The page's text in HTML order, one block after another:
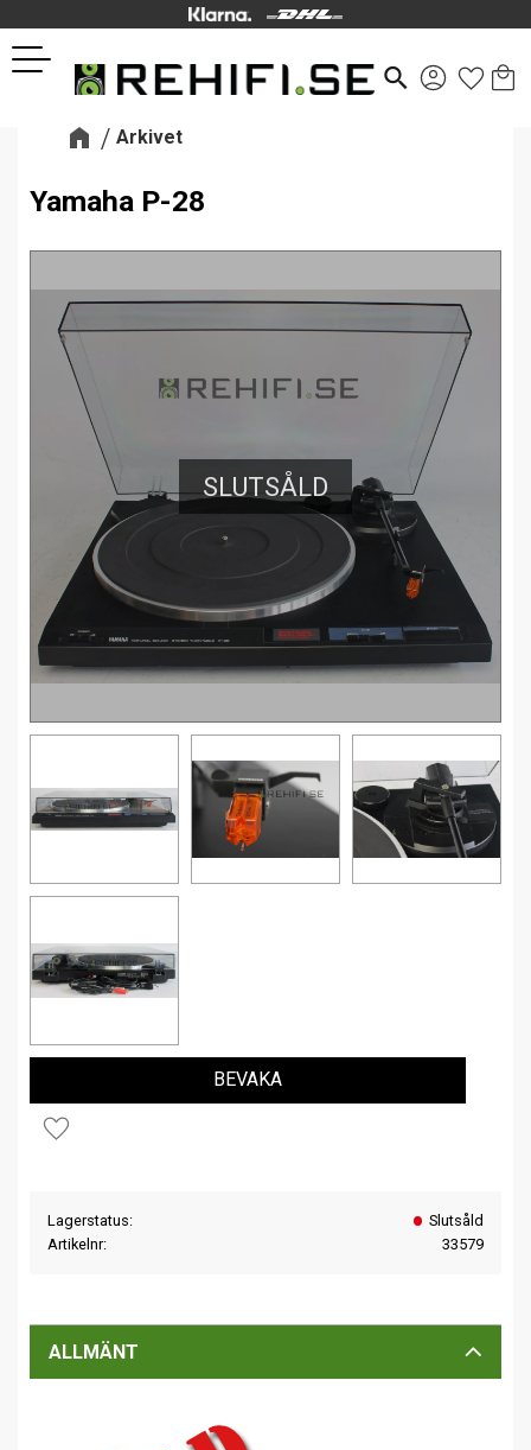
Meny
search
Arkivet
Yamaha P-28
SLUTSÅLD
Lägg till i favoriter
BEVAKA
Lagerstatus
Slutsåld
Artikelnr
33579
ALLMÄNT